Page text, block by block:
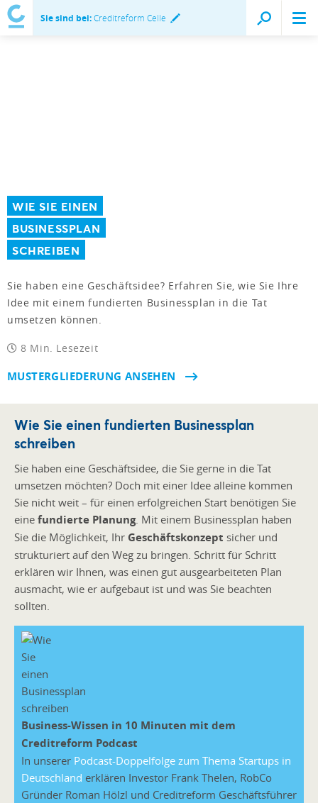
Sie sind bei:Creditreform Celle
WIE SIE EINEN
BUSINESSPLAN
SCHREIBEN
Sie haben eine Geschäftsidee? Erfahren Sie, wie Sie Ihre
Idee mit einem fundierten Businessplan in die Tat
umsetzen können.
8 Min. Lesezeit
MUSTERGLIEDERUNG ANSEHEN
Wie Sie einen fundierten Businessplan
schreiben
Sie haben eine Geschäftsidee, die Sie gerne in die Tat
umsetzen möchten? Doch mit einer Idee alleine kommen
Sie nicht weit – für einen erfolgreichen Start benötigen Sie
eine fundierte Planung. Mit einem Businessplan haben
Sie die Möglichkeit, Ihr Geschäftskonzept sicher und
strukturiert auf den Weg zu bringen. Schritt für Schritt
erklären wir Ihnen, was einen gut ausgearbeiteten Plan
ausmacht, wie er aufgebaut ist und was Sie beachten
sollten.
Business-Wissen in 10 Minuten mit dem
Creditreform Podcast
In unserer Podcast-Doppelfolge zum Thema Startups in
Deutschland erklären Investor Frank Thelen, RobCo
Gründer Roman Hölzl und Creditreform Geschäftsführer